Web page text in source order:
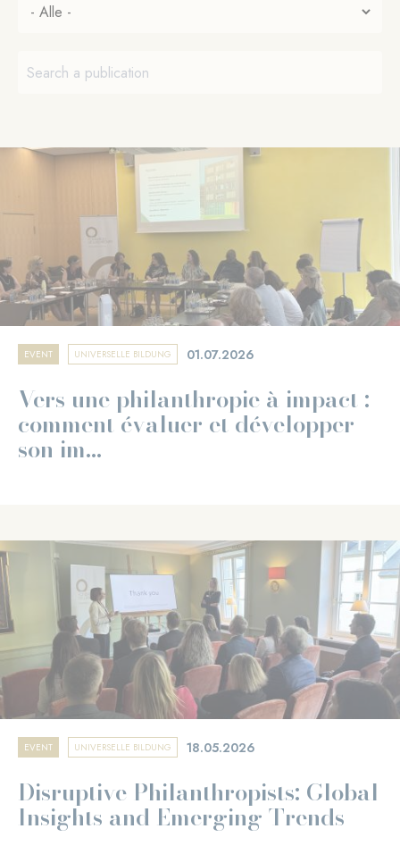
EVENT UNIVERSELLE BILDUNG 01.07.2026
Vers une philanthropie à impact :
comment évaluer et développer
son im...
EVENT UNIVERSELLE BILDUNG 18.05.2026
Disruptive Philanthropists: Global
Insights and Emerging Trends